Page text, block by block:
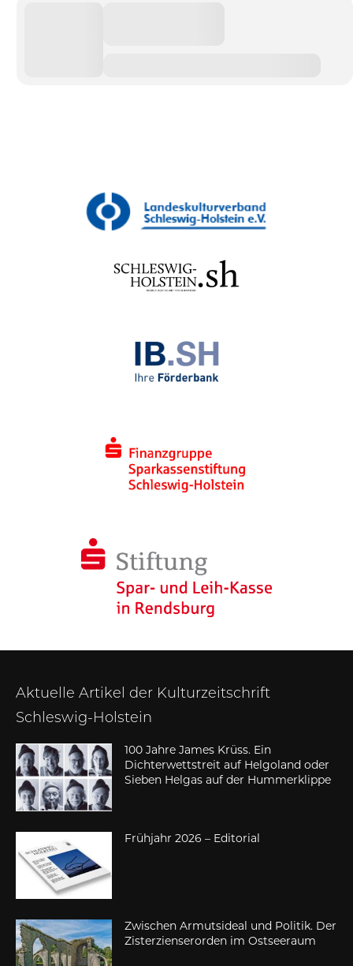
Aktuelle Artikel der Kulturzeitschrift
Schleswig-Holstein
100 Jahre James Krüss. Ein
Dichterwettstreit auf Helgoland oder
Sieben Helgas auf der Hummerklippe
Frühjahr 2026 – Editorial
Zwischen Armutsideal und Politik. Der
Zisterzienserorden im Ostseeraum